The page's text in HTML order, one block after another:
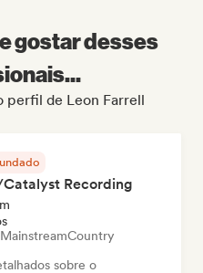
gostar desses
perfil de Leon Farrell
Recording
Country
sobre o